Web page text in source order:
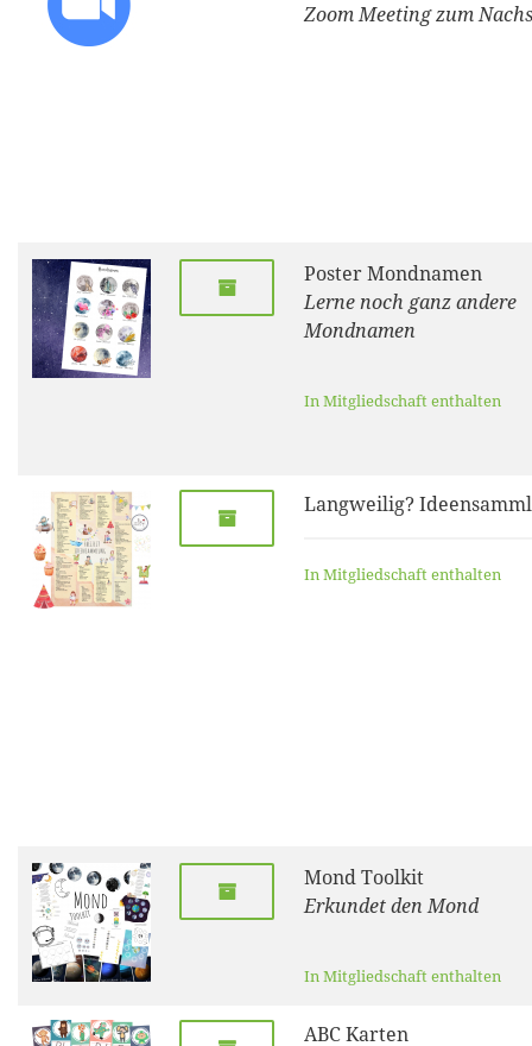
Zoom Meeting zum
Poster Mondnamen
Lerne noch ganz andere
Mondnamen
In Mitgliedschaft enthalten
Langweilig?
In Mitgliedschaft enthalten
Mond Toolkit
Erkundet den Mond
In Mitgliedschaft enthalten
ABC Karten